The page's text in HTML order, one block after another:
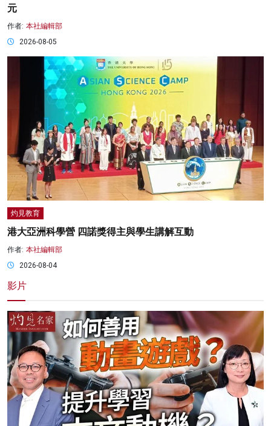
元
作者: 本社編輯部
2026-08-05
灼見教育
港大亞洲科學營 四諾獎得主與學生講解互動
作者: 本社編輯部
2026-08-04
影片